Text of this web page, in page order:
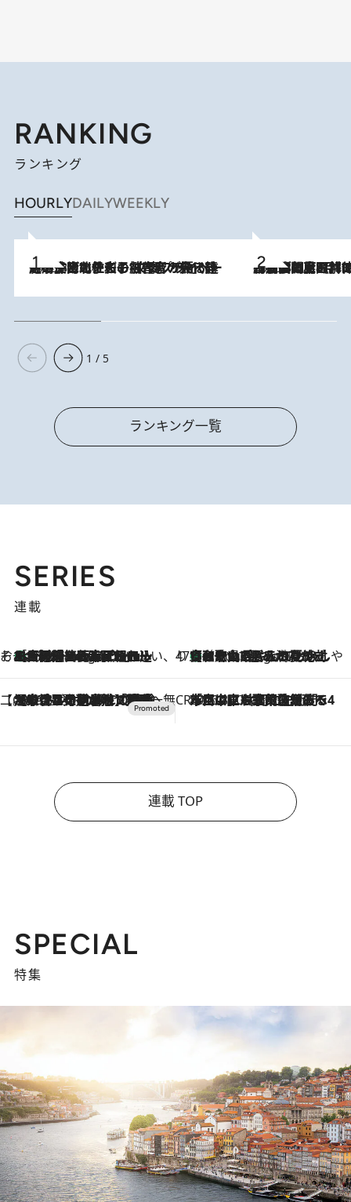
RANKING
ランキング
HOURLYDAILYWEEKLY
2026.8.3
《「文士の子ども被害者の会」発足！》阿川佐和子（72）が語る遠藤周作に北杜夫、劇作家・矢代静一の子どもたちの“文豪プライベート事件簿” 2026.8.8
「最後に見られてよかった」上野動物園の東園パンダ舎が解体前に特別公開。8月16日まで延長されたパネル展と共に辿る“半世紀”のパンダ飼育《解体工事の図面あり》
1 / 5
ランキング一覧
SERIES
連載
そおだよおこの関西おいしい、おやつ紀行4 Hours Ago
［大阪府箕面市］一皿一皿目の前で仕上げられる、料理を巧みに組み込んだアシェットデセールコース「ミチル アシェット デセール（Michiru assiette dessert）」 47都道府県の手みやげ ひんやりスイーツで夏を満喫
4 Hours Ago
【和歌山県】この夏絶対食べたい 冷やしておいしいおやつ3選 みかんがごろっと丸ごと入ったジュレ
【CREA×星野リゾート】唯一無二。癒しと発見が待つ場所へ
2026.8.7
【トンボの足水浴】ヒノキの香りに包まれて涼感マックス！約13℃の湧水かけ流しを避暑地「星野温泉 トンボの湯」で体験 CREA'S CHOICE
2026.8.7
「立川にも歌舞伎があるんだよ」 片岡仁左衛門・市川中車ら豪華座組みで4年目の立川立飛歌舞伎へ
連載 TOP
SPECIAL
特集